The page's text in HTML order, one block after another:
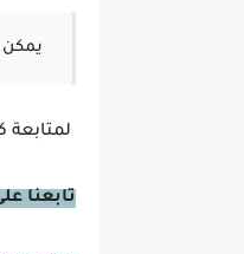
يمكن
لمتابعة
تابعنا